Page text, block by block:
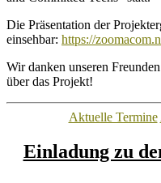
Die Präsentation der
einsehbar: https://
Wir danken unseren
über das Projekt!
Aktuelle Termine
Einladung zu